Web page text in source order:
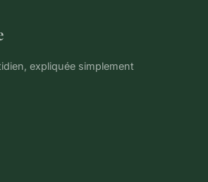
expliquée simplement